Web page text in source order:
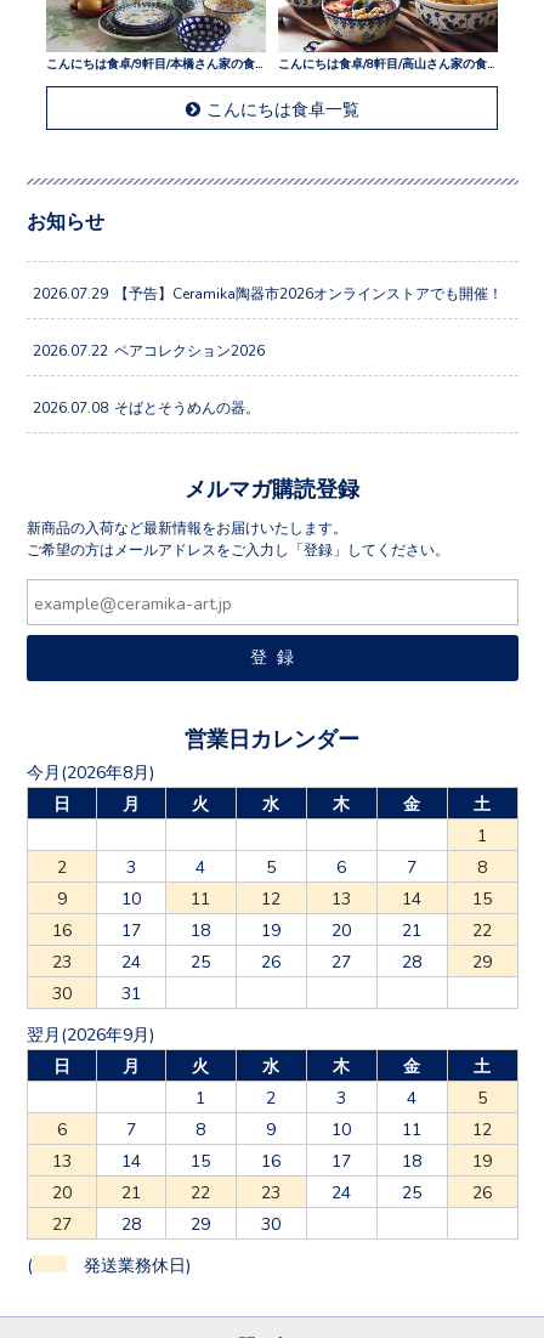
こんにちは食卓/9軒目/本橋さん家の食卓
こんにちは食卓一覧
お知らせ
2026.07.29 【予告】Ceramika陶器市2026オンラインストアでも開催！
2026.07.22 ペアコレクション2026
2026.07.08 そばとそうめんの器。
メルマガ購読登録
新商品の入荷など最新情報をお届けいたします。
ご希望の方はメールアドレスをご入力し「登録」してください。
営業日カレンダー
今月(2026年8月)
日
月 火 水 木 金
土
1
2
3 4 5 6 7
8
9
10 11 12 13 14
15
16
17 18 19 20 21
22
23
24 25 26 27 28
29
30
31
翌月(2026年9月)
日
月 火 水 木 金
土
1
2 3 4
5
6
7 8 9 10 11
12
13
14 15 16 17 18
19
20
21 22 23 24 25
26
27
28 29 30
( 発送業務休日)